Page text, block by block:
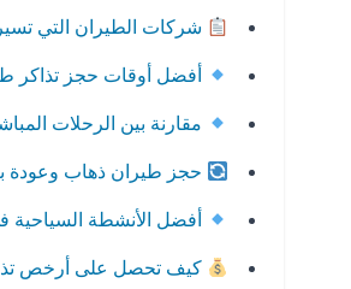
شركات الطيران التي
أفضل أوقات حجز تذاكر
مقارنة بين الرحلات
حجز طيران ذهاب وعودة
أفضل الأنشطة
كيف تحصل على أرخص